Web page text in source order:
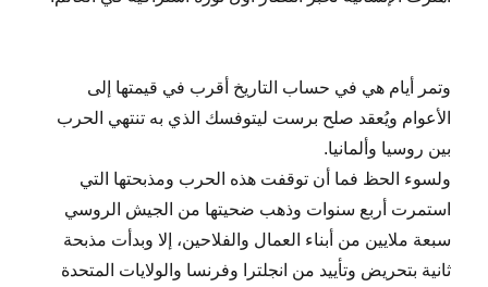
وتمر أيام هي في حساب التاريخ أقرب في قيمتها إلى
الأعوام ويُعقد صلح برست ليتوفسك الذي به تنتهي الحرب
بين روسيا وألمانيا.
ولسوء الحظ فما أن توقفت هذه الحرب ومذبحتها التي
استمرت أربع سنوات وذهب ضحيتها من الجيش الروسي
سبعة ملايين من أبناء العمال والفلاحين، إلا وبدأت مذبحة
ثانية بتحريض وتأييد من انجلترا وفرنسا والولايات المتحدة